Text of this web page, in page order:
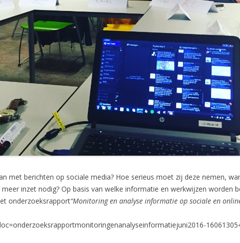
met berichten op sociale media? Hoe serieus moet zij deze nemen,
inzet nodig? Op basis van welke informatie en werkwijzen worden
onderzoeksrapport“Monitoring en analyse informatie op sociale en